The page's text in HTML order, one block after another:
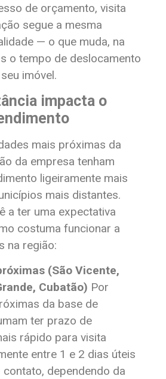
de orçamento, visita
segue a mesma
— o que muda, na
o tempo de deslocamento
imóvel.
impacta o
mais próximas da
da empresa tenham
ligeiramente mais
mais distantes.
a ter uma expectativa
costuma funcionar a
na região:
(São Vicente,
Cubatão) Por
da base de
ter prazo de
rápido para visita
entre 1 e 2 dias úteis
dependendo da